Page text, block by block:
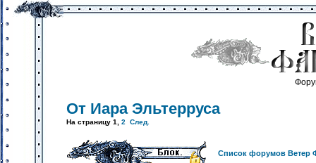
От Иара Эльтерруса
На страницу 1 2 След.
Список форумов Ветер